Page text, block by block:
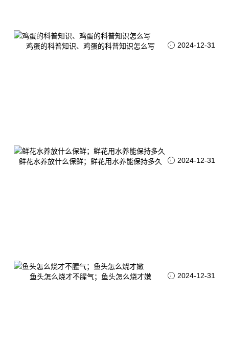
鸡蛋的科普知识、鸡蛋的科普知识怎么写 2024-12-31
鲜花水养放什么保鲜；鲜花用水养能保持多久 2024-12-31
鱼头怎么烧才不腥气；鱼头怎么烧才嫩 2024-12-31